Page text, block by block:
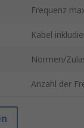
Frequenz
Kabel
Normen/
Anzahl der